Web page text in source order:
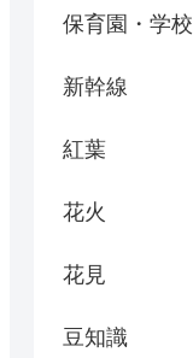
保育園・学校
新幹線
紅葉
花火
花見
豆知識